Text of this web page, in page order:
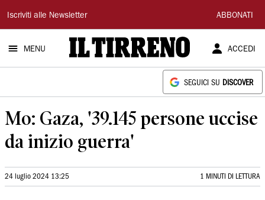
Il
Tirreno
Iscriviti alle Newsletter ABBONATI
MENU ACCEDI
SEGUICI SU DISCOVER
Mo: Gaza, '39.145 persone uccise
da inizio guerra'
24 luglio 2024 13:25 1 MINUTI DI LETTURA